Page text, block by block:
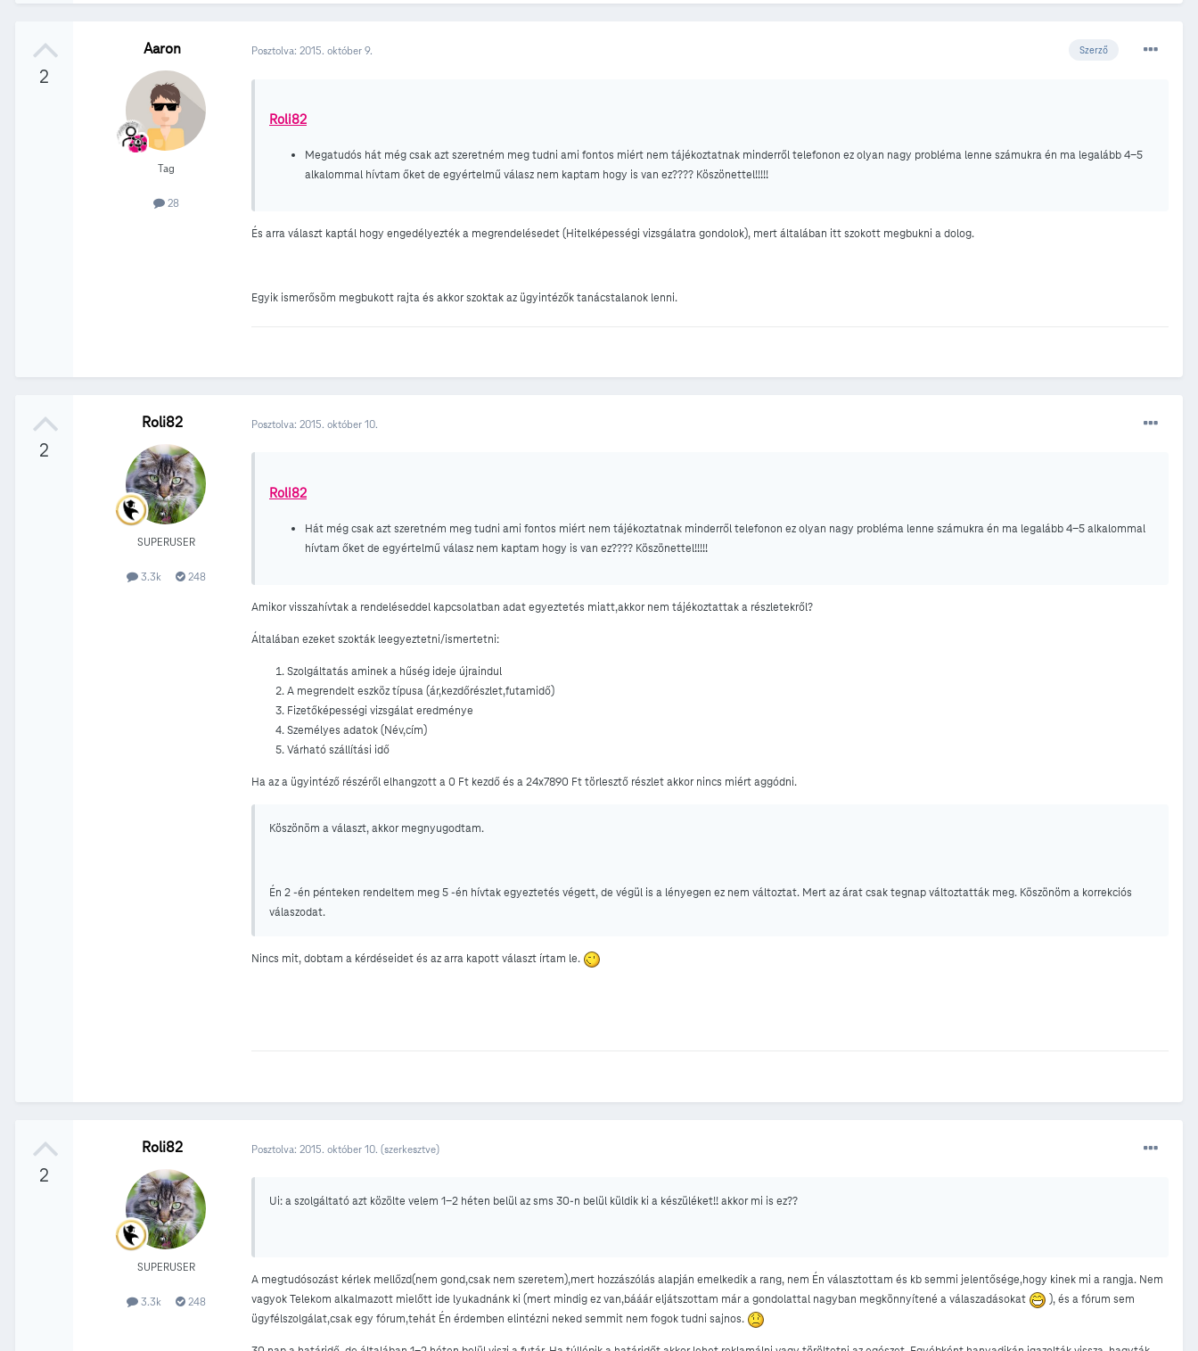
2
Aaron
Tag
28
Szerző
Posztolva: 2015. október 9.
Roli82
Megatudós hát még csak azt szeretném meg tudni ami fontos miért nem tájékoztatnak minderről telefonon ez olyan nagy probléma lenne számukra én ma legalább 4-5
alkalommal hívtam őket de egyértelmű válasz nem kaptam hogy is van ez???? Köszönettel!!!!!
És arra választ kaptál hogy engedélyezték a megrendelésedet (Hitelképességi vizsgálatra gondolok), mert általában itt szokott megbukni a dolog.
Egyik ismerősöm megbukott rajta és akkor szoktak az ügyintézők tanácstalanok lenni.
2
Roli82
SUPERUSER
3.3k 248
Posztolva: 2015. október 10.
Roli82
Hát még csak azt szeretném meg tudni ami fontos miért nem tájékoztatnak minderről telefonon ez olyan nagy probléma lenne számukra én ma legalább 4-5 alkalommal
hívtam őket de egyértelmű válasz nem kaptam hogy is van ez???? Köszönettel!!!!!
Amikor visszahívtak a rendeléseddel kapcsolatban adat egyeztetés miatt,akkor nem tájékoztattak a részletekről?
Általában ezeket szokták leegyeztetni/ismertetni:
Szolgáltatás aminek a hűség ideje újraindul
A megrendelt eszköz típusa (ár,kezdőrészlet,futamidő)
Fizetőképességi vizsgálat eredménye
Személyes adatok (Név,cím)
Várható szállítási idő
Ha az a ügyintéző részéről elhangzott a 0 Ft kezdő és a24x7890 Ft törlesztő részlet akkor nincs miért aggódni.
Köszönöm a választ, akkor megnyugodtam.
Én 2 -én pénteken rendeltem meg 5 -én hívtak egyeztetés végett, de végül is a lényegen ez nem változtat. Mert az árat csak tegnap változtatták meg. Köszönöm a korrekciós
válaszodat.
Nincs mit, dobtam a kérdéseidet és az arra kapott választ írtam le.
2
Roli82
SUPERUSER
3.3k 248
Posztolva: 2015. október 10. (szerkesztve)
Ui: a szolgáltató azt közölte velem 1-2 héten belül az sms 30-n belül küldik ki a készüléket!! akkor mi is ez??
A megtudósozást kérlek mellőzd(nem gond,csak nem szeretem),mert hozzászólás alapján emelkedik a rang, nem Én választottam és kb semmi jelentősége,hogy kinek mi a rangja. Nem
vagyok Telekom alkalmazott mielőtt ide lyukadnánk ki (mert mindig ez van,bááár eljátszottam már a gondolattal nagyban megkönnyítené a válaszadásokat
), és a fórum sem
ügyfélszolgálat,csak egy fórum,tehát Én érdemben elintézni neked semmit nem fogok tudni sajnos.